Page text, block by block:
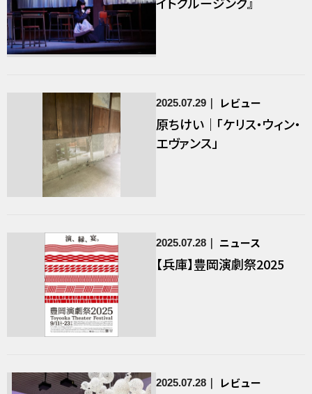
2025.07.29 レビュー
原ちけい｜「ケリス・ウィン・
エヴァンス」
2025.07.28 ニュース
【兵庫】豊岡演劇祭2025
2025.07.28 レビュー